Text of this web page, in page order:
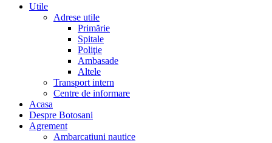
Utile
Adrese utile
Primărie
Spitale
Poliţie
Ambasade
Altele
Transport intern
Centre de informare
Acasa
Despre Botosani
Agrement
Ambarcatiuni nautice